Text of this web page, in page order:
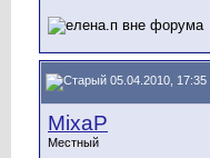
05.04.2010, 17:35
MixaP
Местный